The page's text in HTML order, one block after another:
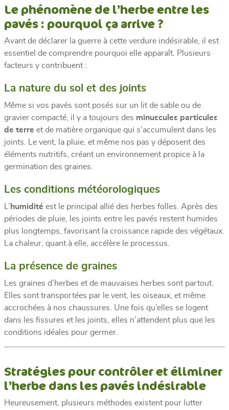
Le phénomène de l’herbe entre les
pavés : pourquoi ça arrive ?
Avant de déclarer la guerre à cette verdure indésirable, il est
essentiel de comprendre pourquoi elle apparaît. Plusieurs
facteurs y contribuent :
La nature du sol et des joints
Même si vos pavés sont posés sur un lit de sable ou de
gravier compacté, il y a toujours des minuscules particules
de terre et de matière organique qui s’accumulent dans les
joints. Le vent, la pluie, et même nos pas y déposent des
éléments nutritifs, créant un environnement propice à la
germination des graines.
Les conditions météorologiques
L’ humidité est le principal allié des herbes folles. Après des
périodes de pluie, les joints entre les pavés restent humides
plus longtemps, favorisant la croissance rapide des végétaux.
La chaleur, quant à elle, accélère le processus.
La présence de graines
Les graines d’herbes et de mauvaises herbes sont partout.
Elles sont transportées par le vent, les oiseaux, et même
accrochées à nos chaussures. Une fois qu’elles se logent
dans les fissures et les joints, elles n’attendent plus que les
conditions idéales pour germer.
Stratégies pour contrôler et éliminer
l’herbe dans les pavés indésirable
Heureusement, plusieurs méthodes existent pour lutter